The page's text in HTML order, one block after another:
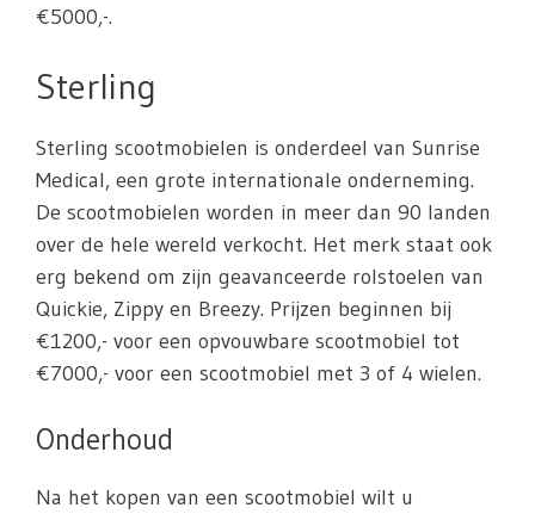
€5000,-.
Sterling
Sterling scootmobielen is onderdeel van Sunrise
Medical, een grote internationale onderneming.
De scootmobielen worden in meer dan 90 landen
over de hele wereld verkocht. Het merk staat ook
erg bekend om zijn geavanceerde rolstoelen van
Quickie, Zippy en Breezy. Prijzen beginnen bij
€1200,- voor een opvouwbare scootmobiel tot
€7000,- voor een scootmobiel met 3 of 4 wielen.
Onderhoud
Na het kopen van een scootmobiel wilt u